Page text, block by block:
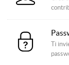
Ti